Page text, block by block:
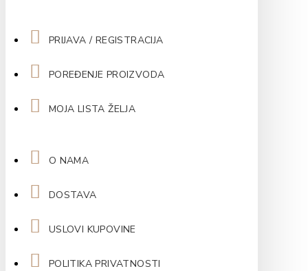
PRIJAVA / REGISTRACIJA
POREĐENJE PROIZVODA
MOJA LISTA ŽELJA
O NAMA
DOSTAVA
USLOVI KUPOVINE
POLITIKA PRIVATNOSTI